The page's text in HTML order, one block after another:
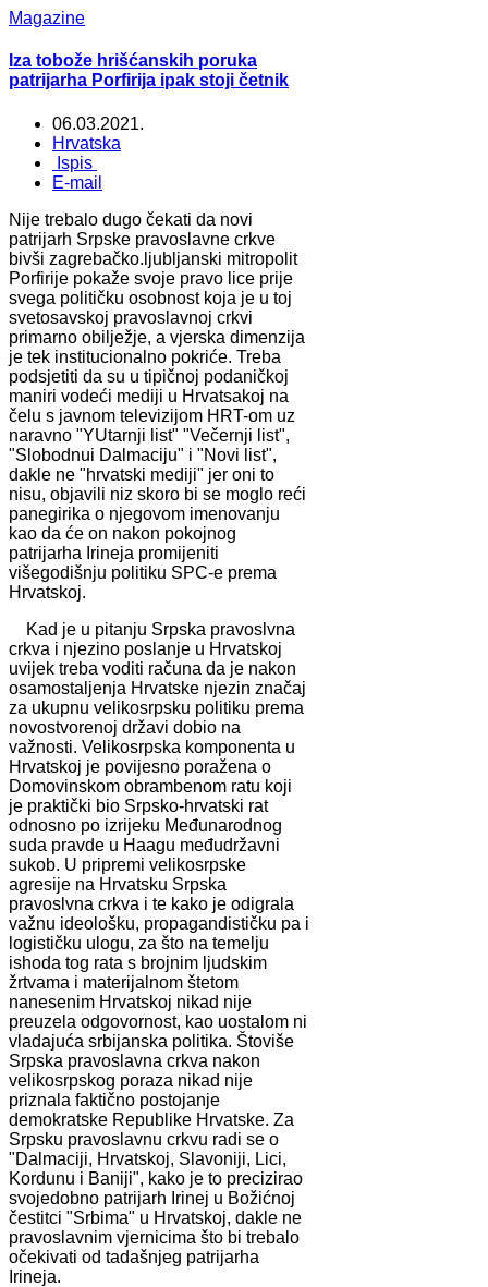
Magazine
Iza tobože hrišćanskih poruka
patrijarha Porfirija ipak stoji četnik
06.03.2021.
Hrvatska
Ispis
E-mail
Nije trebalo dugo čekati da novi
patrijarh Srpske pravoslavne crkve
bivši zagrebačko.ljubljanski mitropolit
Porfirije pokaže svoje pravo lice prije
svega političku osobnost koja je u toj
svetosavskoj pravoslavnoj crkvi
primarno obilježje, a vjerska dimenzija
je tek institucionalno pokriće. Treba
podsjetiti da su u tipičnoj podaničkoj
maniri vodeći mediji u Hrvatsakoj na
čelu s javnom televizijom HRT-om uz
naravno "YUtarnji list" "Večernji list",
"Slobodnui Dalmaciju" i "Novi list",
dakle ne "hrvatski mediji" jer oni to
nisu, objavili niz skoro bi se moglo reći
panegirika o njegovom imenovanju
kao da će on nakon pokojnog
patrijarha Irineja promijeniti
višegodišnju politiku SPC-e prema
Hrvatskoj.
Kad je u pitanju Srpska pravoslvna
crkva i njezino poslanje u Hrvatskoj
uvijek treba voditi računa da je nakon
osamostaljenja Hrvatske njezin značaj
za ukupnu velikosrpsku politiku prema
novostvorenoj državi dobio na
važnosti. Velikosrpska komponenta u
Hrvatskoj je povijesno poražena o
Domovinskom obrambenom ratu koji
je praktički bio Srpsko-hrvatski rat
odnosno po izrijeku Međunarodnog
suda pravde u Haagu međudržavni
sukob. U pripremi velikosrpske
agresije na Hrvatsku Srpska
pravoslvna crkva i te kako je odigrala
važnu ideološku, propagandističku pa i
logističku ulogu, za što na temelju
ishoda tog rata s brojnim ljudskim
žrtvama i materijalnom štetom
nanesenim Hrvatskoj nikad nije
preuzela odgovornost, kao uostalom ni
vladajuća srbijanska politika. Štoviše
Srpska pravoslavna crkva nakon
velikosrpskog poraza nikad nije
priznala faktično postojanje
demokratske Republike Hrvatske. Za
Srpsku pravoslavnu crkvu radi se o
"Dalmaciji, Hrvatskoj, Slavoniji, Lici,
Kordunu i Baniji", kako je to precizirao
svojedobno patrijarh Irinej u Božićnoj
čestitci "Srbima" u Hrvatskoj, dakle ne
pravoslavnim vjernicima što bi trebalo
očekivati od tadašnjeg patrijarha
Irineja.